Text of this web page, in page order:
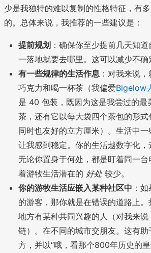
少是我独特的难以复制的性格特征，有
的。总体来说，我推荐的一些建议是：
提前规划 ：确保你至少提前几天知
一落地就要去哪里。这可以减少不确
有一些规律的生活作息 ：对我来说
巧克力和喝一杯茶（我偏爱Bigelow
是 40 包装，既因为这是我尝过的最
茶，还有它以每大袋四个茶包的形
同时也友好的立方厘米）。生活中
让我感到稳定。你的生活越数字化
无论你置身于何处，都是盯着同一
着游牧生活潜在的 好处 较少。
你的游牧生活应嵌入某种社区中 ：
的游客，那你就是在错误的道路上
地方有某种共同兴趣的人（对我来
链）。在不同的城市交朋友。这有
方，并以“哦，看那个800年历史的